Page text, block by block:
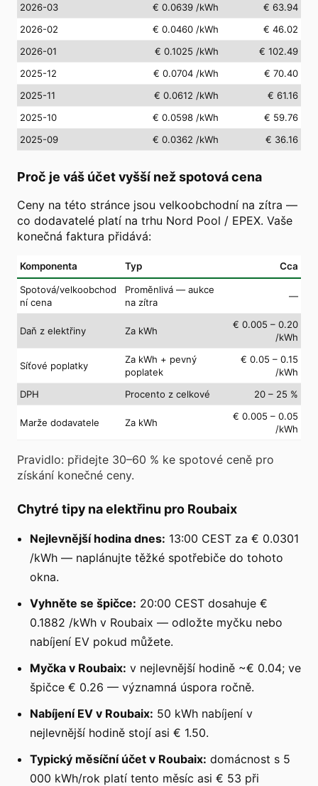
2026-03
€ 0.0639 /kWh
€ 63.94
2026-02
€ 0.0460 /kWh
€ 46.02
2026-01
€ 0.1025 /kWh
€ 102.49
2025-12
€ 0.0704 /kWh
€ 70.40
2025-11
€ 0.0612 /kWh
€ 61.16
2025-10
€ 0.0598 /kWh
€ 59.76
2025-09
€ 0.0362 /kWh € 36.16
Proč je váš účet vyšší než spotová cena
Ceny na této stránce jsou velkoobchodní na zítra —
co dodavatelé platí na trhu Nord Pool / EPEX. Vaše
konečná faktura přidává:
Komponenta Typ Cca
Spotová/velkoobchod
ní cena
Proměnlivá — aukce
na zítra
—
Daň z elektřiny Za kWh
€ 0.005 – 0.20
/kWh
Síťové poplatky
Za kWh + pevný
poplatek
€ 0.05 – 0.15
/kWh
DPH
Procento z celkové 20 – 25 %
Marže dodavatele Za kWh
€ 0.005 – 0.05
/kWh
Pravidlo: přidejte 30–60 % ke spotové ceně pro
získání konečné ceny.
Chytré tipy na elektřinu pro Roubaix
Nejlevnější hodina dnes: 13:00 CEST za € 0.0301
/kWh — naplánujte těžké spotřebiče do tohoto
okna.
Vyhněte se špičce: 20:00 CEST dosahuje €
0.1882 /kWh v Roubaix — odložte myčku nebo
nabíjení EV pokud můžete.
Myčka v Roubaix: v nejlevnější hodině ~€ 0.04; ve
špičce € 0.26 — významná úspora ročně.
Nabíjení EV v Roubaix: 50 kWh nabíjení v
nejlevnější hodině stojí asi € 1.50.
Typický měsíční účet v Roubaix: domácnost s 5
000 kWh/rok platí tento měsíc asi € 53 při